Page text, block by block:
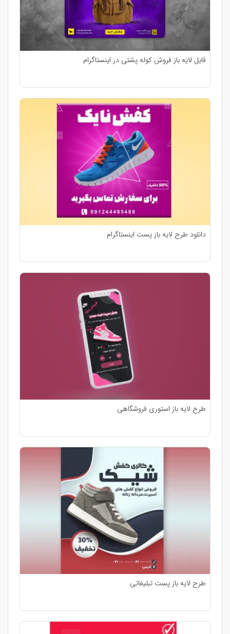
فایل لایه باز فروش کوله پشتی در اینستاگرام
دانلود طرح لایه باز پست اینستاگرام
طرح لایه باز استوری فروشگاهی
طرح لایه باز پست تبلیغاتی